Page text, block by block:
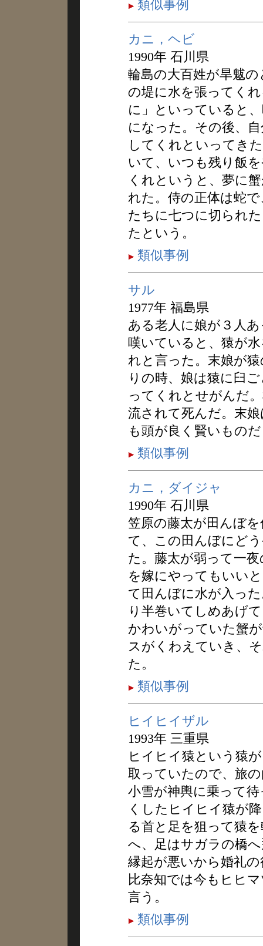
類似事例
カニ，ヘビ
1990年 石川県
輪島の大百姓が旱魃
の堤に水を張ってく
に」といっていると
になった。その後、
してくれといってき
いて、いつも残り飯
くれというと、夢に
れた。侍の正体は蛇
たちに七つに切られ
たという。
類似事例
サル
1977年 福島県
ある老人に娘が３人
嘆いていると、猿が
れと言った。末娘が
りの時、娘は猿に臼
ってくれとせがんだ
流されて死んだ。末
も頭が良く賢いもの
類似事例
カニ，ダイジャ
1990年 石川県
笠原の藤太が田んぼ
て、この田んぼにど
た。藤太が弱って一
を嫁にやってもいい
て田んぼに水が入っ
り半巻いてしめあげ
かわいがっていた蟹
スがくわえていき、
た。
類似事例
ヒイヒイザル
1993年 三重県
ヒイヒイ猿という猿
取っていたので、旅
小雪が神輿に乗って
くしたヒイヒイ猿が
る首と足を狙って猿
へ、足はサガラの橋
縁起が悪いから婚礼
比奈知では今もヒヒ
言う。
類似事例